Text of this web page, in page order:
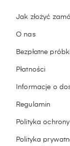
Jak złożyć
O nas
Bezpłatne
Płatności
Informacje o
Regulamin
Polityka
Polityka